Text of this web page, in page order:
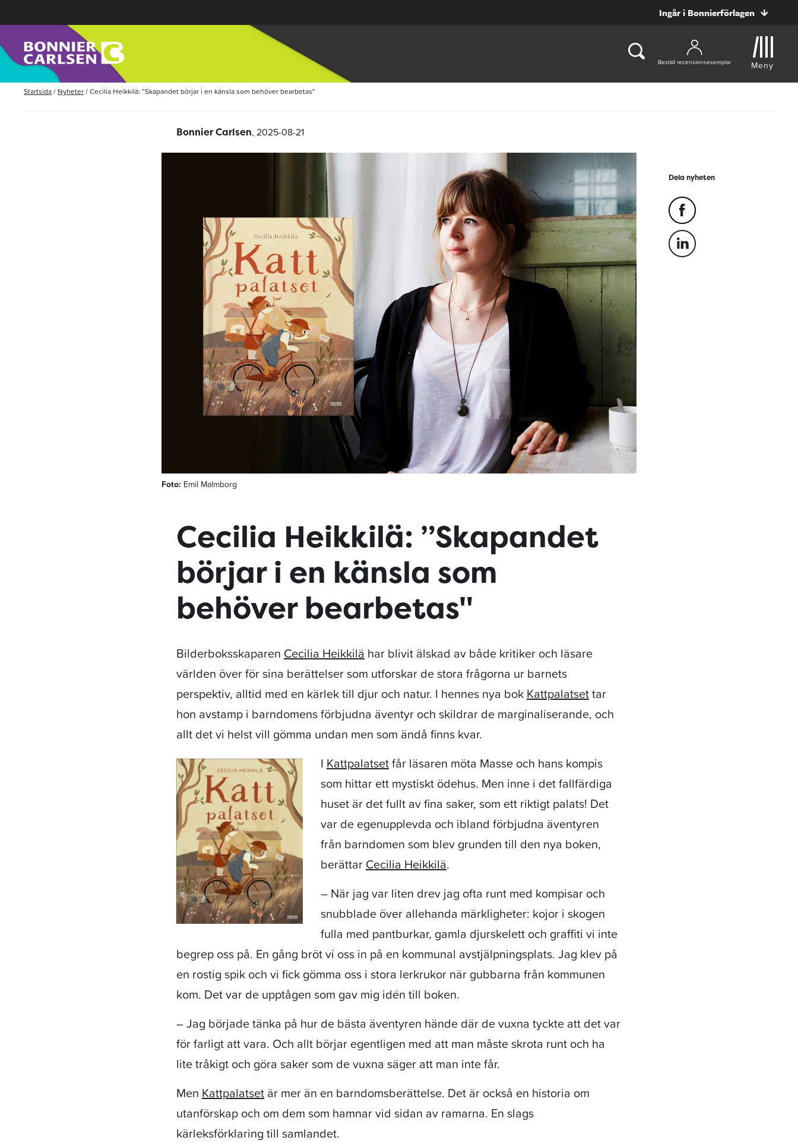
Ingår i Bonnierförlagen
Beställ recensionsexemplar Meny
Startsida/ Nyheter/Cecilia Heikkilä: ”Skapandet börjar i en känsla som behöver bearbetas"
Bonnier Carlsen, 2025-08-21
Foto: Emil Malmborg
Dela nyheten
Cecilia Heikkilä: ”Skapandet
börjar i en känsla som
behöver bearbetas"
Bilderboksskaparen Cecilia Heikkilä har blivit älskad av både kritiker och läsare
världen över för sina berättelser som utforskar de stora frågorna ur barnets
perspektiv, alltid med en kärlek till djur och natur. I hennes nya bokKattpalatsettar
hon avstamp i barndomens förbjudna äventyr och skildrar de marginaliserande, och
allt det vi helst vill gömma undan men som ändå finns kvar.
I Kattpalatsetfår läsaren möta Masse och hans kompis
som hittar ett mystiskt ödehus. Men inne i det fallfärdiga
huset är det fullt av fina saker, som ett riktigt palats! Det
var de egenupplevda och ibland förbjudna äventyren
från barndomen som blev grunden till den nya boken,
berättarCecilia Heikkilä.
– När jag var liten drev jag ofta runt med kompisar och
snubblade över allehanda märkligheter: kojor i skogen
fulla med pantburkar, gamla djurskelett och graffiti vi inte
begrep oss på. En gång bröt vi oss in på en kommunal avstjälpningsplats. Jag klev på
en rostig spik och vi fick gömma oss i stora lerkrukor när gubbarna från kommunen
kom. Det var de upptågen som gav mig idén till boken.
– Jag började tänka på hur de bästa äventyren hände där de vuxna tyckte att det var
för farligt att vara. Och allt börjar egentligen med att man måste skrota runt och ha
lite tråkigt och göra saker som de vuxna säger att man inte får.
Men Kattpalatset är mer än en barndomsberättelse. Det är också en historia om
utanförskap och om dem som hamnar vid sidan av ramarna. En slags
kärleksförklaring till samlandet.